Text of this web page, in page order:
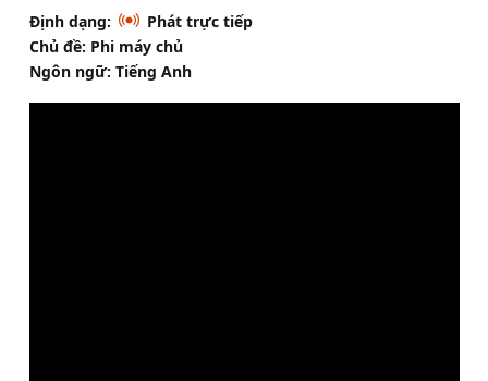
Định dạng:
Phát trực tiếp
Chủ đề: Phi máy chủ
Ngôn ngữ: Tiếng Anh